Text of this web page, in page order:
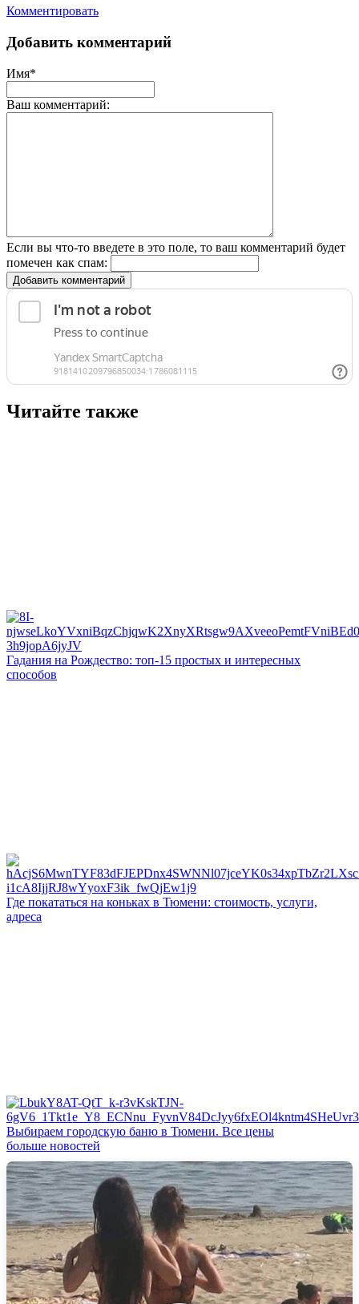
Комментировать
Добавить комментарий
Имя*
Ваш комментарий:
Если вы что-то введете в это поле, то ваш комментарий будет
помечен как спам:
Добавить комментарий
Читайте также
Гадания на Рождество: топ-15 простых и интересных
способов
Где покататься на коньках в Тюмени: стоимость, услуги,
адреса
Выбираем городскую баню в Тюмени. Все цены
больше новостей